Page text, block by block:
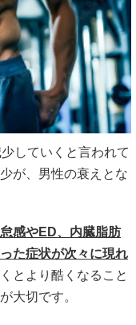
していくと言われて
が、男性の衰えとな
感やED、内臓脂肪
た症状が次々に現れ
とより酷くなること
大切です。